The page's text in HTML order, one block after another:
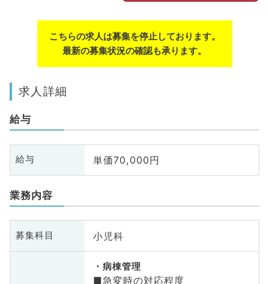
こちらの求人は募集を停止しております。
最新の募集状況の確認も承ります。
求人詳細
給与
給与 単価70,000円
業務内容
募集科目 小児科
病棟管理
■急変時の対応程度